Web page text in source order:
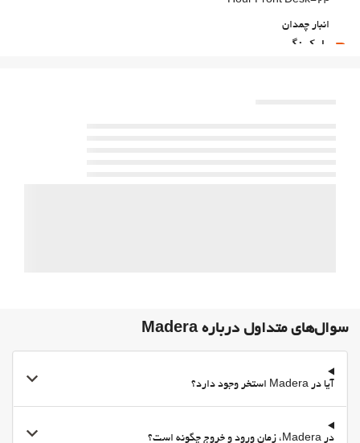
انبار چمدان
پارکینگ
سوال‌های متداول درباره Madera
آیا در Madera استخر وجود دارد؟
در Madera، زمان ورود و خروج چگونه است؟